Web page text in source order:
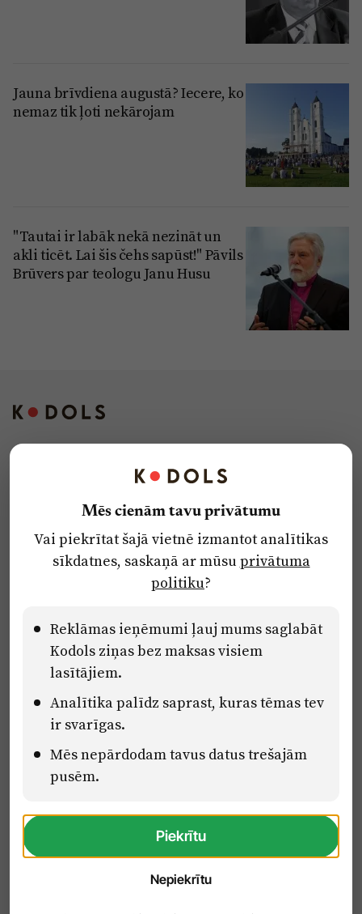
Jauna brīvdiena augustā? Iecere, ko
nemaz tik ļoti nekārojam
"Tautai ir labāk nekā nezināt un
akli ticēt. Lai šis čehs sapūst!" Pāvils
Brūvers par teologu Janu Husu
Privātuma politika
Ētikas kodekss
Pārredzamības paziņojumi
Eiropas Savienības Atveseļošanas un noturības mehānisma plāna
2.2. reformu un investīciju virziena “Uzņēmumu digitālā
transformācija un inovācijas” 2.2.1.5.i. investīcijas “Mediju nozares
uzņēmumu digitālās transformācijas veicināšana” pasākuma
“Mācības mediju nozares speciālistu digitālās kompetences un
zināšanu pilnveidošanai” projektā Latvijas Mediju nozares
Mēs cienām tavu privātumu
Vai piekrītat šajā vietnē izmantot analītikas
sīkdatnes, saskaņā ar mūsuprivātuma
politiku?
Reklāmas ieņēmumi ļauj mums saglabāt
Kodols ziņas bez maksas visiem
lasītājiem.
Analītika palīdz saprast, kuras tēmas tev
ir svarīgas.
Mēs nepārdodam tavus datus trešajām
pusēm.
Piekrītu
Nepiekrītu